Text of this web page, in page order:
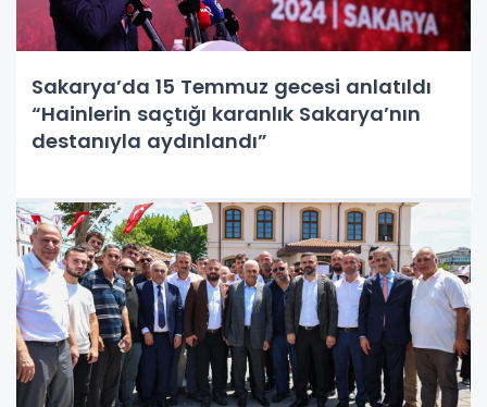
Sakarya’da 15 Temmuz gecesi anlatıldı
“Hainlerin saçtığı karanlık Sakarya’nın
destanıyla aydınlandı”